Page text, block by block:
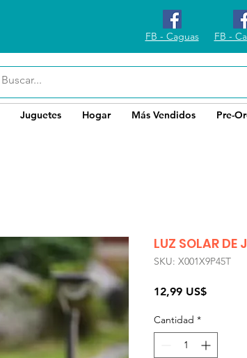
FB - Caguas FB -
Juguetes Hogar Más Vendidos Pre-
LUZ SOLAR
SKU: X001X9P45T
12,99 US$Precio
Cantidad *